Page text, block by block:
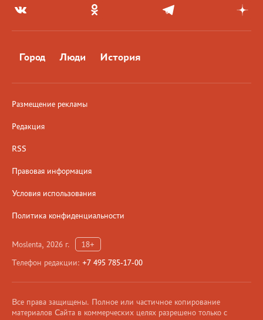
Город Люди История
Размещение рекламы
Редакция
RSS
Правовая информация
Условия использования
Политика конфиденциальности
Moslenta, 2026 г.
18+
Телефон редакции: +7 495 785-17-00
Все права защищены. Полное или частичное копирование
материалов Сайта в коммерческих целях разрешено только с